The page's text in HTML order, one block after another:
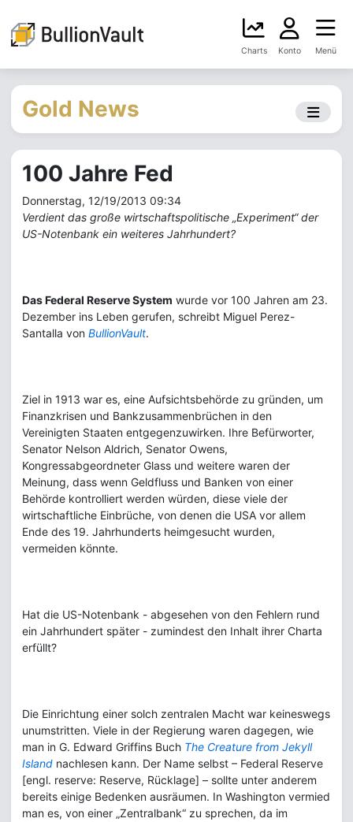
Charts Konto Menü
Gold News
100 Jahre Fed
Donnerstag, 12/19/2013 09:34
Verdient das große wirtschaftspolitische „Experiment“ der
US-Notenbank ein weiteres Jahrhundert?
Das Federal Reserve System wurde vor 100 Jahren am 23.
Dezember ins Leben gerufen, schreibt Miguel Perez-
Santalla von BullionVault.
Ziel in 1913 war es, eine Aufsichtsbehörde zu gründen, um
Finanzkrisen und Bankzusammenbrüchen in den
Vereinigten Staaten entgegenzuwirken. Ihre Befürworter,
Senator Nelson Aldrich, Senator Owens,
Kongressabgeordneter Glass und weitere waren der
Meinung, dass wenn Geldfluss und Banken von einer
Behörde kontrolliert werden würden, diese viele der
wirtschaftliche Einbrüche, von denen die USA vor allem
Ende des 19. Jahrhunderts heimgesucht wurden,
vermeiden könnte.
Hat die US-Notenbank - abgesehen von den Fehlern rund
ein Jahrhundert später - zumindest den Inhalt ihrer Charta
erfüllt?
Die Einrichtung einer solch zentralen Macht war keineswegs
unumstritten. Viele in der Regierung waren dagegen, wie
man in G. Edward Griffins Buch The Creature from Jekyll
Island nachlesen kann. Der Name selbst – Federal Reserve
[engl. reserve: Reserve, Rücklage] – sollte unter anderem
bereits einige Bedenken ausräumen. In Washington vermied
man es, von einer „Zentralbank“ zu sprechen, da im